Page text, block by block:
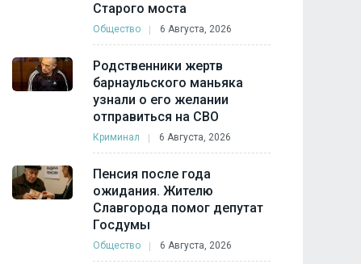
полгода внесло в
недобросовестных
поставщиков 94
компании
30 Июля, 2026
тысяч рублей
В нагорной части
Старого моста
Общество 6 Августа, 2026
Родственники жертв
барнаульского маньяка
узнали о его желании
отправиться на СВО
Криминал 6 Августа, 2026
Пенсия после года
ожидания. Жителю
Славгорода помог депутат
Госдумы
Общество 6 Августа, 2026